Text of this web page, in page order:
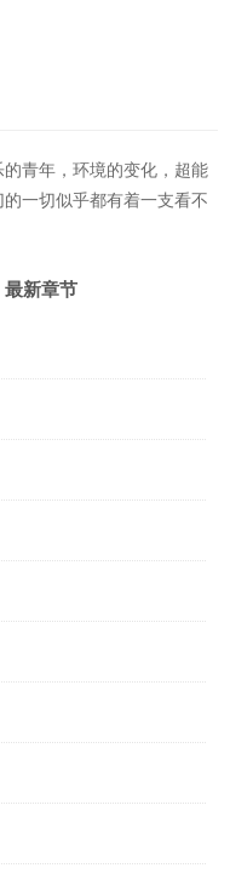
青年，环境的变化，超能
一切似乎都有着一支看不
最新章节